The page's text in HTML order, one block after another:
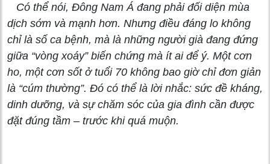
Có thể nói, Đông Nam Á đang phải đối diện mùa
dịch sớm và mạnh hơn. Nhưng điều đáng lo không
chỉ là số ca bệnh, mà là những người già đang đứng
giữa “vòng xoáy” biến chứng mà ít ai để ý. Một cơn
ho, một cơn sốt ở tuổi 70 không bao giờ chỉ đơn giản
là “cúm thường”. Đó có thể là lời nhắc: sức đề kháng,
dinh dưỡng, và sự chăm sóc của gia đình cần được
đặt đúng tầm – trước khi quá muộn.